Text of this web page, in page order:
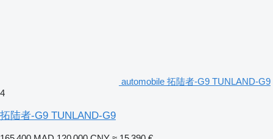
automobile 拓陆者-G9 TUNLAND-G9
4
拓陆者-G9 TUNLAND-G9